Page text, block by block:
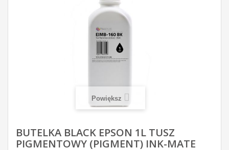
Powiększ
BUTELKA BLACK EPSON 1L TUSZ
PIGMENTOWY (PIGMENT) INK-MATE